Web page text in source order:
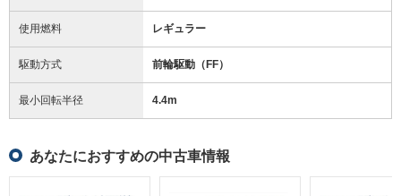
使用燃料 レギュラー
駆動方式 前輪駆動（FF）
最小回転半径 4.4m
あなたにおすすめの中古車情報